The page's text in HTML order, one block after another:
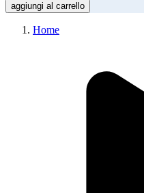
aggiungi al carrello
Home